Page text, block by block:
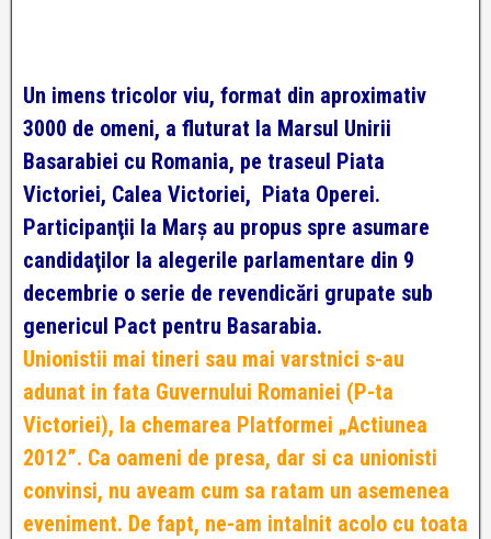
Un imens tricolor viu, format din aproximativ
3000 de omeni, a fluturat la Marsul Unirii
Basarabiei cu Romania, pe traseul Piata
Victoriei, Calea Victoriei, Piata Operei.
Participanţii la Marş au propus spre asumare
candidaţilor la alegerile parlamentare din 9
decembrie o serie de revendicări grupate sub
genericul Pact pentru Basarabia.
Unionistii mai tineri sau mai varstnici s-au
adunat in fata Guvernului Romaniei (P-ta
Victoriei), la chemarea Platformei „Actiunea
2012”. Ca oameni de presa, dar si ca unionisti
convinsi, nu aveam cum sa ratam un asemenea
eveniment. De fapt, ne-am intalnit acolo cu toata